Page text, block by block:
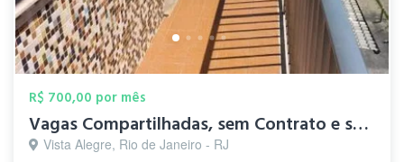
R$ 700,00 por mês
Vagas Compartilhadas, sem Contrato e sem...
Vista Alegre, Rio de Janeiro - RJ